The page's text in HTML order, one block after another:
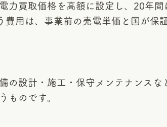
力買取価格を高額に設定し、20年間
費用は、事業前の売電単価と国が
の設計・施工・保守メンテナンス
ものです。